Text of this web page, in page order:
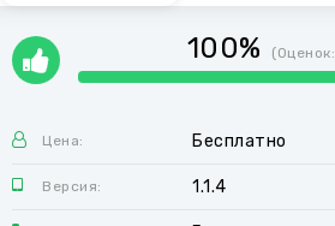
100% (Оценок:
Цена: Бесплатно
Версия: 1.1.4